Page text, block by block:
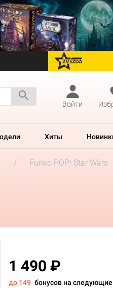
перейти на Zvezda
Войти
Хиты
Funko POP! Star Wars
1 490 ₽
до 149 бонусов на